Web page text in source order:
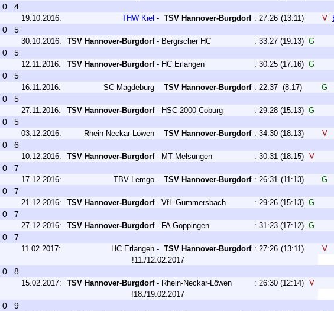
0 4
19.10.2016: THW Kiel - TSV Hannover-Burgdorf : 27:26 (13:11) V
0 5
30.10.2016: TSV Hannover-Burgdorf - Bergischer HC : 33:27 (19:13) G
0 5
12.11.2016: TSV Hannover-Burgdorf - HC Erlangen : 30:25 (17:16) G
0 5
16.11.2016: SC Magdeburg - TSV Hannover-Burgdorf : 22:37 (8:17) G
0 5
27.11.2016: TSV Hannover-Burgdorf - HSC 2000 Coburg : 29:28 (15:13) G
0 5
03.12.2016: Rhein-Neckar-Löwen - TSV Hannover-Burgdorf : 34:30 (18:13) V
0 6
10.12.2016: TSV Hannover-Burgdorf - MT Melsungen : 30:31 (18:15) V
0 7
17.12.2016: TBV Lemgo - TSV Hannover-Burgdorf : 26:31 (11:13) G
0 7
21.12.2016: TSV Hannover-Burgdorf - VfL Gummersbach : 29:26 (15:13) G
0 7
27.12.2016: TSV Hannover-Burgdorf - FA Göppingen : 31:23 (17:12) G
0 7
11.02.2017: HC Erlangen - TSV Hannover-Burgdorf : 27:26 (13:11)
V
!11./12.02.2017
0 8
15.02.2017: TSV Hannover-Burgdorf - Rhein-Neckar-Löwen : 26:30 (12:14) V
!18./19.02.2017
0 9